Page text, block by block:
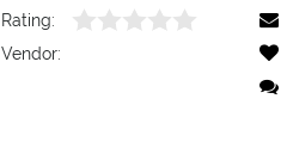
Rating:
Vendor: